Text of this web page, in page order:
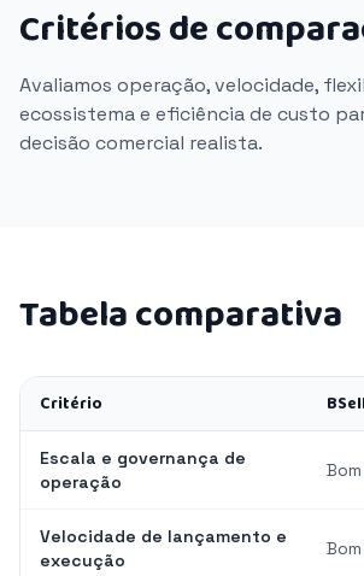
Critérios de
Avaliamos operação, velocidade,
ecossistema e eficiência de custo
decisão comercial realista.
Tabela comparativa
Critério
Escala e governança de
operação
Bom
Velocidade de lançamento e
execução
Bom